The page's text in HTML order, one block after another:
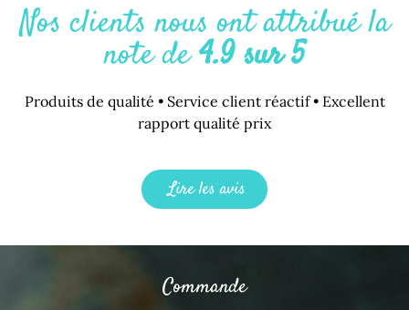
Nos clients nous ont attribué la
note de4.9 sur 5
Produits de qualité • Service client réactif • Excellent
rapport qualité prix
Lire les avis
Commande